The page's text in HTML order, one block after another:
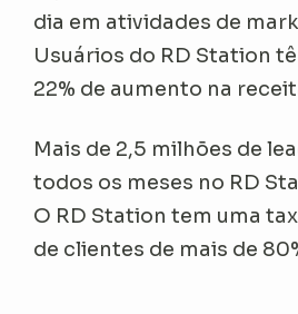
dia em atividades de
Usuários do RD Station
22% de aumento na
Mais de 2,5 milhões de
todos os meses no RD
O RD Station tem uma
de clientes de mais de